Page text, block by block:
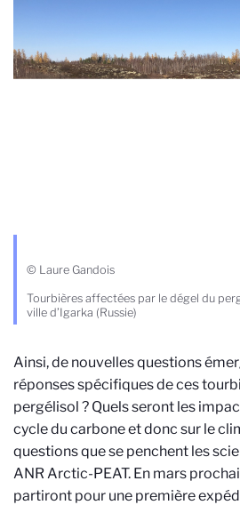
© Laure Gandois
Tourbières affectées par le dégel du
ville d’Igarka (Russie)
Ainsi, de nouvelles questions
réponses spécifiques de ces
pergélisol ? Quels seront les
cycle du carbone et donc sur le
questions que se penchent les
ANR Arctic-PEAT. En mars
partiront pour une première